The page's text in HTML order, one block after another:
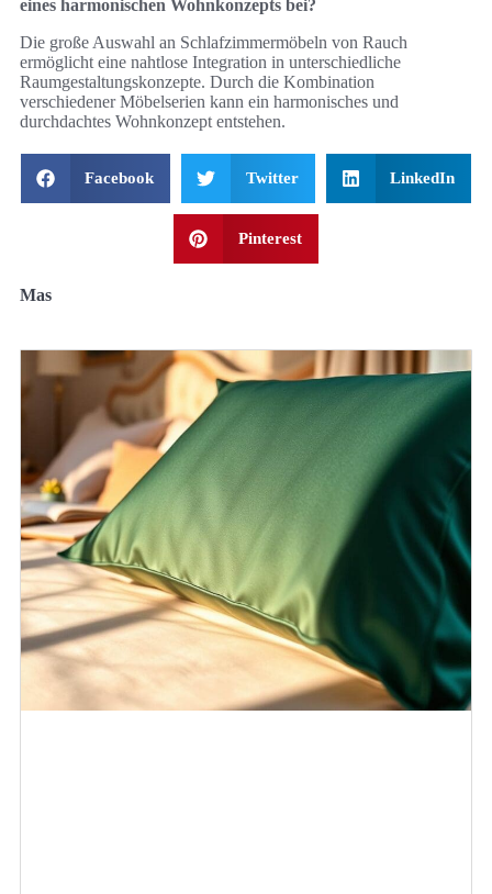
eines harmonischen Wohnkonzepts bei?
Die große Auswahl an Schlafzimmermöbeln von Rauch
ermöglicht eine nahtlose Integration in unterschiedliche
Raumgestaltungskonzepte. Durch die Kombination
verschiedener Möbelserien kann ein harmonisches und
durchdachtes Wohnkonzept entstehen.
Facebook Twitter LinkedIn
Pinterest
Mas